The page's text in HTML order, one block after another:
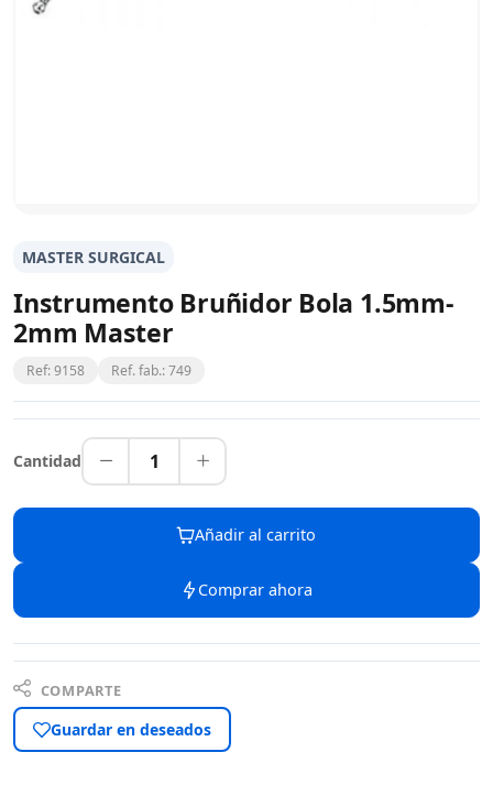
MASTER SURGICAL
Instrumento Bruñidor Bola 1.5mm-
2mm Master
Ref: 9158 Ref. fab.: 749
Cantidad 1
Añadir al carrito
Comprar ahora
COMPARTE
Guardar en deseados